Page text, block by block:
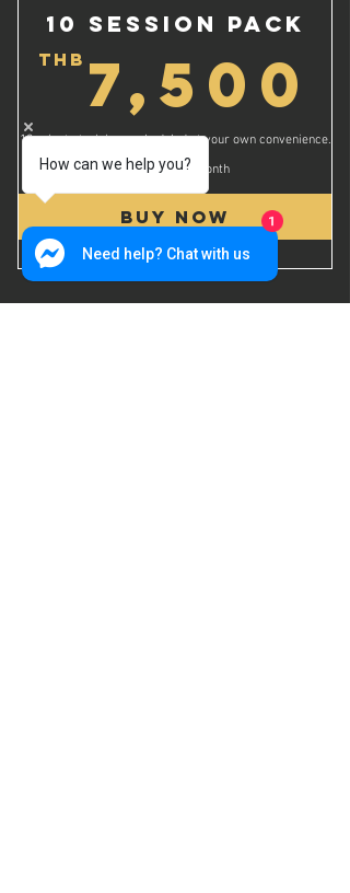
ความยืดหยุ่นที่เหนือกว่าแผนรายเดือน
10 Session Pack
THB 7,500
10 private trainings scheduled at your own convenience.
Valid for one month
Buy Now
How can we help you?
Need help? Chat with us
1